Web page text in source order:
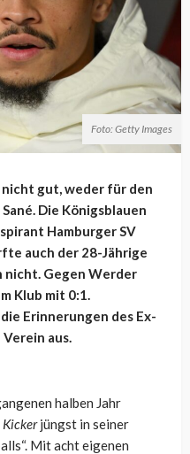
Foto: Getty Images
gut, weder für den
Die Königsblauen
Hamburger SV
auch der 28-Jährige
nicht. Gegen Werder
Klub mit 0:1.
Erinnerungen des Ex-
aus.
halben Jahr
Kickerjüngst in seiner
Mit acht eigenen